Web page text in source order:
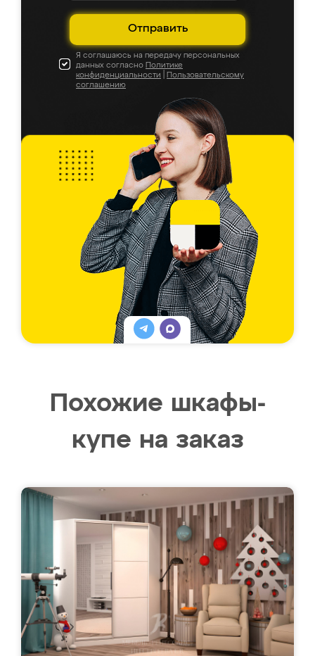
Отправить
Я соглашаюсь на передачу персональных
данных согласно Политике
конфиденциальности
Пользовательскому
соглашению
Похожие шкафы-
купе на заказ